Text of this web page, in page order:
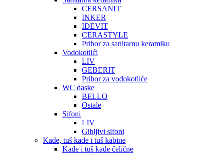
CERSANIT
INKER
IDEVIT
CERASTYLE
Pribor za sanitarnu keramiku
Vodokotlići
LIV
GEBERIT
Pribor za vodokotliće
WC daske
BELLO
Ostale
Sifoni
LIV
Gibljivi sifoni
Kade, tuš kade i tuš kabine
Kade i tuš kade čelične